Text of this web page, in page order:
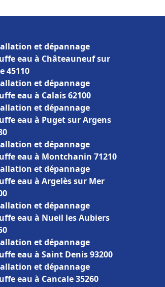
et dépannage
eau à Châteauneuf sur
45110
et dépannage
eau à Calais 62100
et dépannage
eau à Puget sur Argens
et dépannage
eau à Montchanin 71210
et dépannage
eau à Argelès sur Mer
et dépannage
eau à Nueil les Aubiers
et dépannage
eau à Saint Denis 93200
et dépannage
eau à Cancale 35260